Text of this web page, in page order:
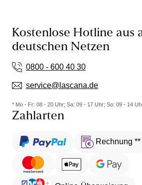
Kostenlose Hotline aus
deutschen Netzen
0800 - 600 40 30
service@lascana.de
* Mo - Fr: 08 - 20 Uhr; Sa: 09 - 17 Uhr; So: 09 - 14
Zahlarten
Rechnung **